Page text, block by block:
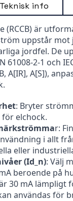
Teknisk info
(RCCB) är
uppstår
jordfel. De
61008-2-1 och
A[IR], A[S]),
: Bryter
elchock.
r:
i allt
eller
(Id_n): Välj
beroende på
30 mA lämpligt
användas för